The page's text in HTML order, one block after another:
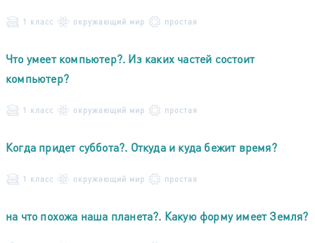
1 класс окружающий мир простая
Что умеет компьютер?. Из каких частей состоит
компьютер?
1 класс окружающий мир простая
Когда придет суббота?. Откуда и куда бежит время?
1 класс окружающий мир простая
на что похожа наша планета?. Какую форму имеет Земля?